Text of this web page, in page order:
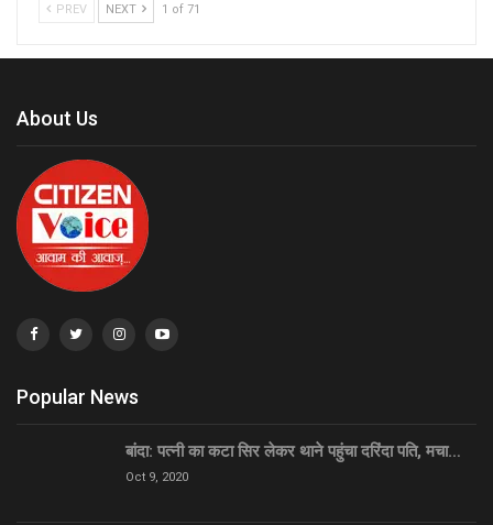
PREV NEXT 1 of 71
About Us
Popular News
बांदा: पत्नी का कटा सिर लेकर थाने पहुंचा दरिंदा पति, मचा…
Oct 9, 2020